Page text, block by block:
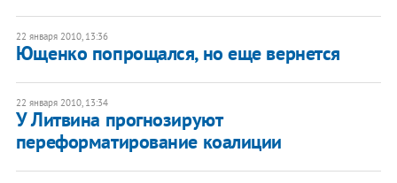
22 января 2010, 13:36
Ющенко попрощался, но еще вернется
22 января 2010, 13:34
У Литвина прогнозируют
переформатирование коалиции